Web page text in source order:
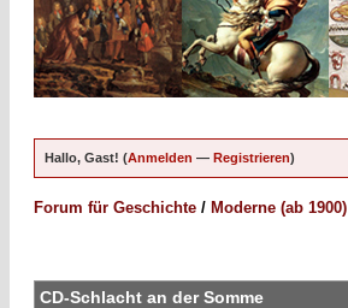
Hallo, Gast! (Anmelden — Registrieren)
Forum für Geschichte / Moderne (ab 1900)
CD-Schlacht an der Somme